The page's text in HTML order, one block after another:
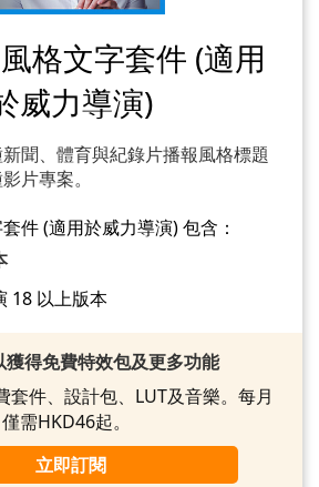
格文字套件 (適用
威力導演)
聞、體育與紀錄片播報風格標題
片專案。
件 (適用於威力導演) 包含：
18 以上版本
獲得免費特效包及更多功能
套件、設計包、LUT及音樂。每月
僅需HKD46起。
立即訂閱